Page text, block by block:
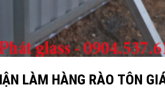
LÀM HÀNG RÀO TÔN